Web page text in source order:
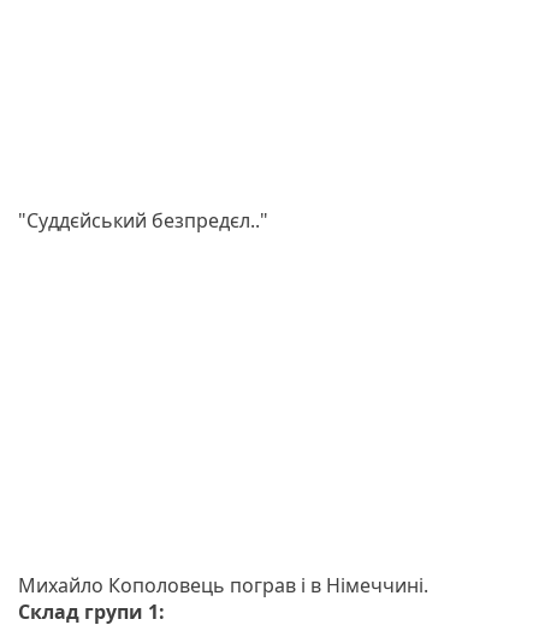
"Суддєйський безпредєл.."
Михайло Кополовець пограв і в Німеччині.
Склад групи 1: